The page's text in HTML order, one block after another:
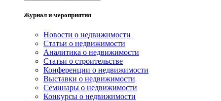
Журнал и мероприятия
Новости о недвижимости
Статьи о недвижимости
Аналитика о недвижимости
Статьи о строительстве
Конференции о недвижимости
Выставки о недвижимости
Семинары о недвижимости
Конкурсы о недвижимости